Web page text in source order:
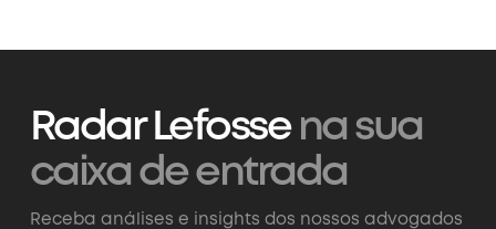
Radar Lefossena sua
caixa de entrada
Receba análises e insights dos nossos advogados